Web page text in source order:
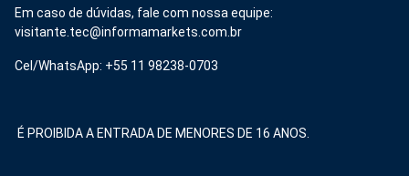
Em caso de dúvidas, fale com nossa equipe:
visitante.tec@informamarkets.com.br
Cel/WhatsApp: +55 11 98238-0703
É PROIBIDA A ENTRADA DE MENORES DE 16 ANOS.